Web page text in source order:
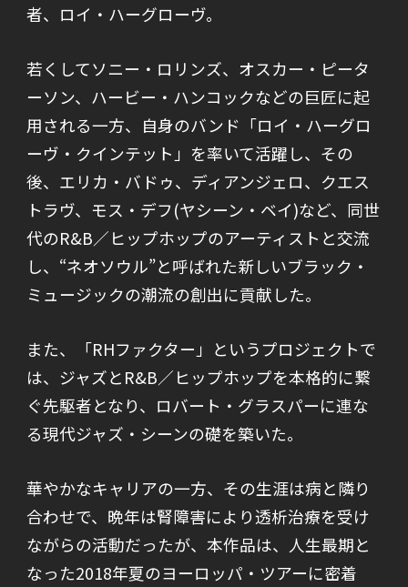
者、ロイ・ハーグローヴ。
若くしてソニー・ロリンズ、オスカー・ピータ
ーソン、ハービー・ハンコックなどの巨匠に起
用される一方、自身のバンド「ロイ・ハーグロ
ーヴ・クインテット」を率いて活躍し、その
後、エリカ・バドゥ、ディアンジェロ、クエス
トラヴ、モス・デフ(ヤシーン・ベイ)など、同世
代のR&B／ヒップホップのアーティストと交流
し、“ネオソウル”と呼ばれた新しいブラック・
ミュージックの潮流の創出に貢献した。
また、「RHファクター」というプロジェクトで
は、ジャズとR&B／ヒップホップを本格的に繋
ぐ先駆者となり、ロバート・グラスパーに連な
る現代ジャズ・シーンの礎を築いた。
華やかなキャリアの一方、その生涯は病と隣り
合わせで、晩年は腎障害により透析治療を受け
ながらの活動だったが、本作品は、人生最期と
なった2018年夏のヨーロッパ・ツアーに密着